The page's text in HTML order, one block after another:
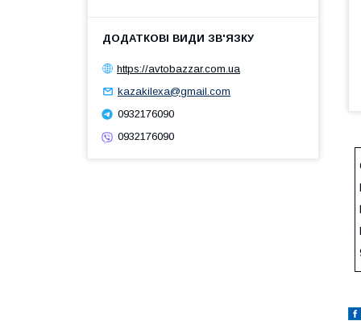
https://avtobazzar.com.ua
kazakilexa@gmail.com
0932176090
0932176090